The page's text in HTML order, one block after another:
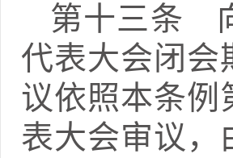
第十三条
代表大会闭会
议依照本条例
表大会审议，